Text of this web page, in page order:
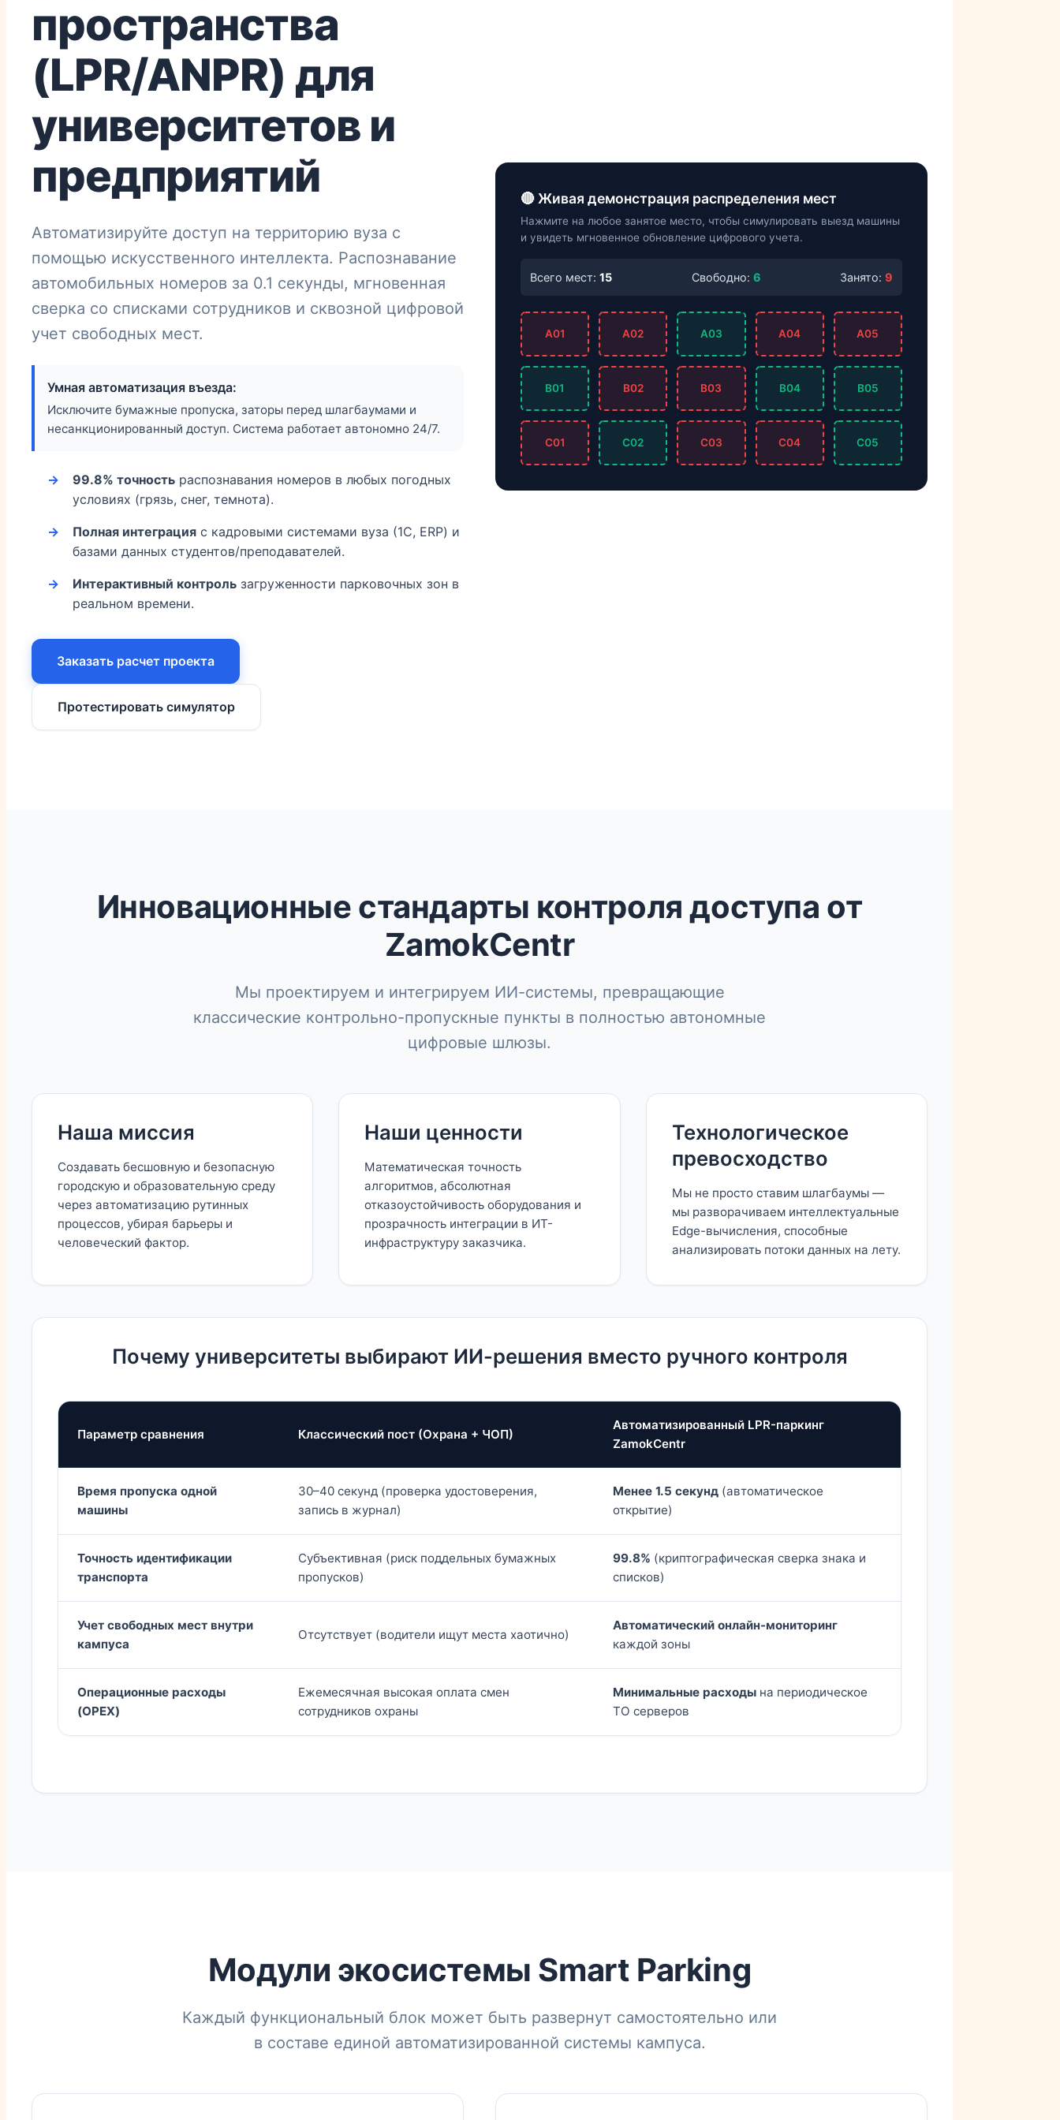
пространства
(LPR/ANPR) для
университетов и
предприятий
Автоматизируйте доступ на территорию вуза с
помощью искусственного интеллекта. Распознавание
автомобильных номеров за 0.1 секунды, мгновенная
сверка со списками сотрудников и сквозной цифровой
учет свободных мест.
Умная автоматизация въезда:
Исключите бумажные пропуска, заторы перед шлагбаумами и
несанкционированный доступ. Система работает автономно 24/7.
99.8% точность распознавания номеров в любых погодных
условиях (грязь, снег, темнота).
Полная интеграция с кадровыми системами вуза (1С, ERP) и
базами данных студентов/преподавателей.
Интерактивный контроль загруженности парковочных зон в
реальном времени.
Заказать расчет проекта
Протестировать симулятор
🔴 Живая демонстрация распределения мест
Нажмите на любое занятое место, чтобы симулировать выезд машины
и увидеть мгновенное обновление цифрового учета.
Всего мест: 15 Свободно: 6 Занято: 9
A01 A02 A03 A04 A05
B01 B02 B03 B04 B05
C01 C02 C03 C04 C05
Инновационные стандарты контроля доступа от
ZamokCentr
Мы проектируем и интегрируем ИИ-системы, превращающие
классические контрольно-пропускные пункты в полностью автономные
цифровые шлюзы.
Наша миссия
Создавать бесшовную и безопасную
городскую и образовательную среду
через автоматизацию рутинных
процессов, убирая барьеры и
человеческий фактор.
Наши ценности
Математическая точность
алгоритмов, абсолютная
отказоустойчивость оборудования и
прозрачность интеграции в ИТ-
инфраструктуру заказчика.
Технологическое
превосходство
Мы не просто ставим шлагбаумы —
мы разворачиваем интеллектуальные
Edge-вычисления, способные
анализировать потоки данных на лету.
Почему университеты выбирают ИИ-решения вместо ручного контроля
Параметр сравнения Классический пост (Охрана + ЧОП)
Автоматизированный LPR-паркинг
ZamokCentr
Время пропуска одной
машины
30–40 секунд (проверка удостоверения,
запись в журнал)
Менее 1.5 секунд (автоматическое
открытие)
Точность идентификации
транспорта
Субъективная (риск поддельных бумажных
пропусков)
99.8% (криптографическая сверка знака и
списков)
Учет свободных мест внутри
кампуса
Отсутствует (водители ищут места хаотично)
Автоматический онлайн-мониторинг
каждой зоны
Операционные расходы
(OPEX)
Ежемесячная высокая оплата смен
сотрудников охраны
Минимальные расходы на периодическое
ТО серверов
Модули экосистемы Smart Parking
Каждый функциональный блок может быть развернут самостоятельно или
в составе единой автоматизированной системы кампуса.